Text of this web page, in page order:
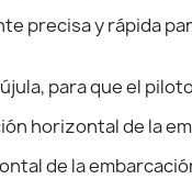
precisa y rápida
para que el
horizontal de la
de la